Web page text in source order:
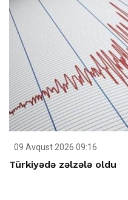
09 Avqust 2026 09:16
Türkiyədə zəlzələ oldu